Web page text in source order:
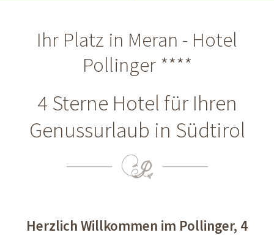
Ihr Platz in Meran - Hotel
Pollinger ****
4 Sterne Hotel für Ihren
Genussurlaub in Südtirol
Herzlich Willkommen im Pollinger, 4